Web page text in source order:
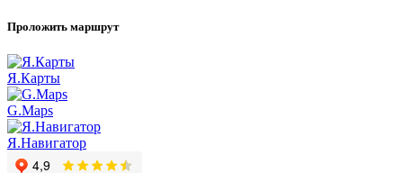
Проложить маршрут
Я.Карты
G.Maps
Я.Навигатор